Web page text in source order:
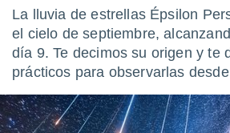
las
y
forma
digital
basada
La lluvia de estrellas Épsilon
el cielo de septiembre,
día 9. Te decimos su origen y te
prácticos para observarlas